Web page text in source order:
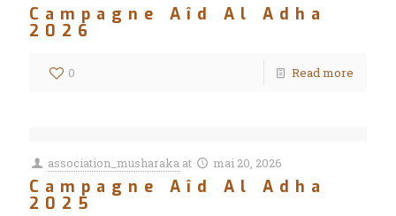
Campagne Aîd Al Adha
2026
0 Read more
association_musharaka at mai 20, 2026
Campagne Aîd Al Adha
2025